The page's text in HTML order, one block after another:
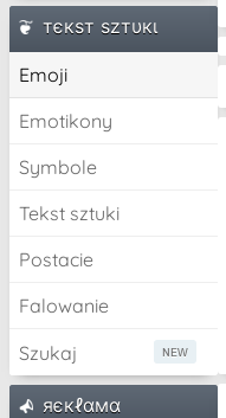
тєкѕт ѕzтυкι
Emoji
Emotikony
Symbole
Tekst sztuki
Postacie
Falowanie
Szukaj
яєкℓαмα